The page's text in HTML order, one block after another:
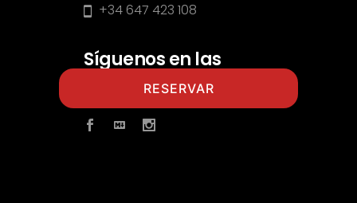
+34 647 423 108
Síguenos en las
RESERVAR